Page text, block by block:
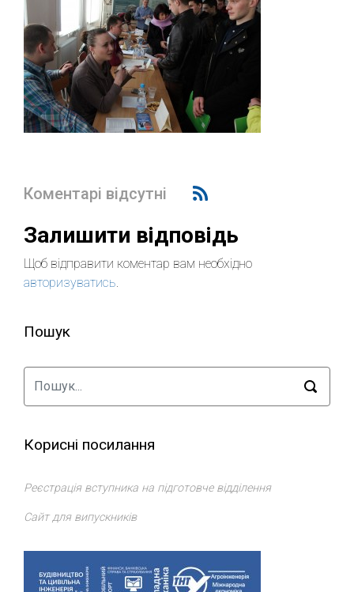
Коментарі відсутні
Залишити відповідь
Щоб відправити коментар вам необхідно
авторизуватись.
Пошук
Корисні посилання
Реєстрація вступника на підготовче відділення
Сайт для випускників